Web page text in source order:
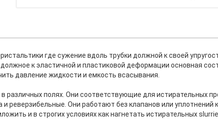
где сужение вдоль трубки должной к своей
к эластичной и пластиковой деформации основная
давление жидкости и емкость всасывания.
различных полях. Они соответствующие для истирательных
реверзибельные. Они работают без клапанов или уплотнений
и в строгих условиях как нагнетать истирательных